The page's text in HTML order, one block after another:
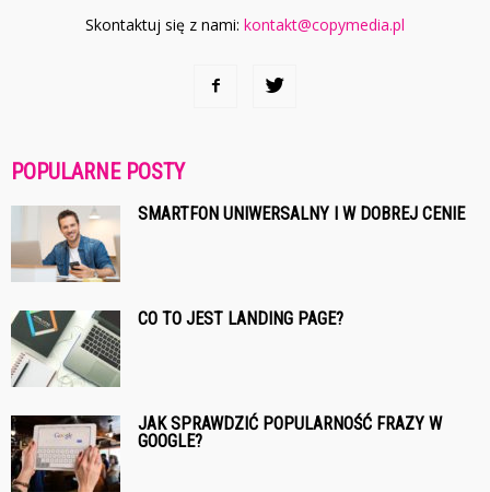
Skontaktuj się z nami: kontakt@copymedia.pl
POPULARNE POSTY
SMARTFON UNIWERSALNY I W DOBREJ CENIE
CO TO JEST LANDING PAGE?
JAK SPRAWDZIĆ POPULARNOŚĆ FRAZY W
GOOGLE?